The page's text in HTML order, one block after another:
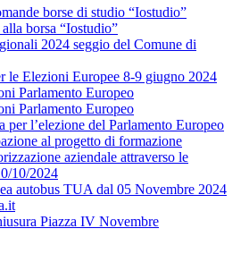
borse di studio “Iostudio”
borsa “Iostudio”
2024 seggio del Comune di
le Elezioni Europee 8-9 giugno 2024
Parlamento Europeo
Parlamento Europeo
l’elezione del Parlamento Europeo
al progetto di formazione
aziendale attraverso le
10/2024
autobus TUA dal 05 Novembre 2024
Piazza IV Novembre